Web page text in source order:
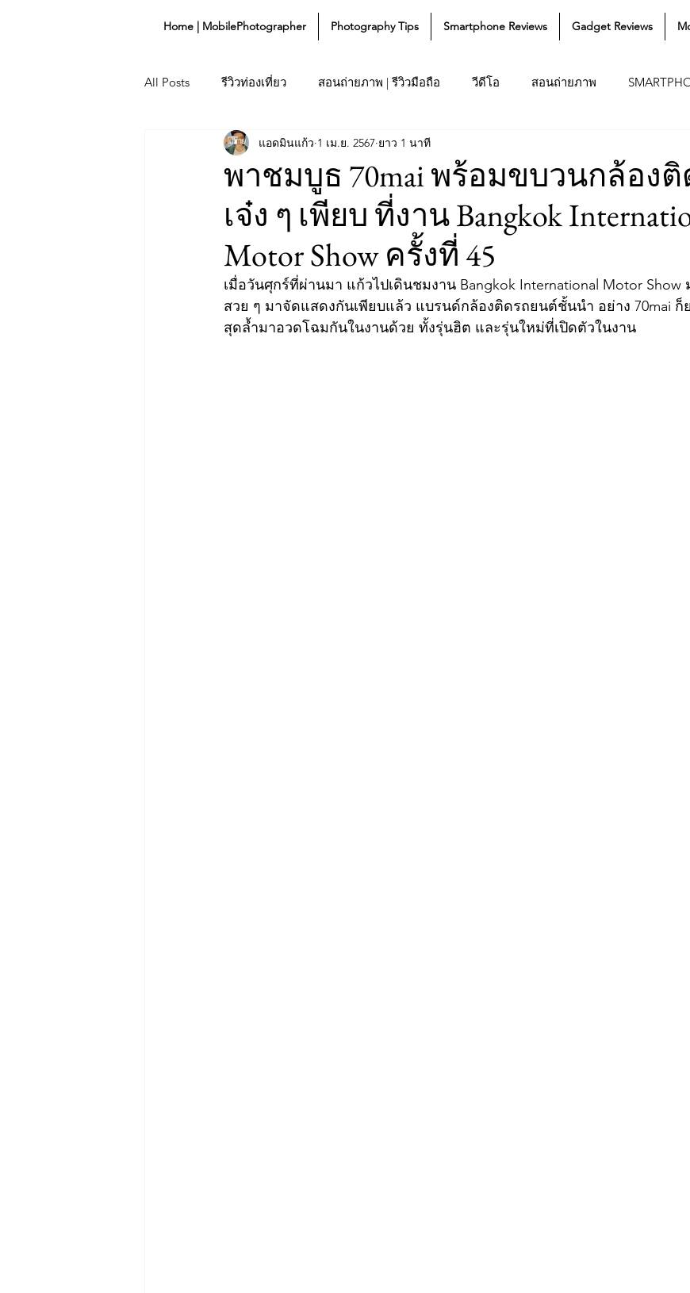
Home | MobilePhotographer Photography Tips Smartphone Reviews Gadget Reviews
All Posts รีวิวท่องเที่ยว สอนถ่ายภาพ | รีวิวมือถือ วีดีโอ สอนถ่ายภาพ
Gadget
พาชมบูธ 70mai พร้อมขบวนกล้อง
เจ๋ง ๆ เพียบ ที่งาน Bangkok
Motor Show ครั้งที่ 45
แอดมินแก้ว 1 เม.ย. 2567 ยาว 1 นาที
เมื่อวันศุกร์ที่ผ่านมา แก้วไปเดินชมงาน Bangkok International Motor
สวย ๆ มาจัดแสดงกันเพียบแล้ว แบรนด์กล้องติดรถยนต์ชั้นนำ อย่าง 70mai ก็
สุดล้ำมาอวดโฉมกันในงานด้วย ทั้งรุ่นฮิต และรุ่นใหม่ที่เปิดตัวในงาน